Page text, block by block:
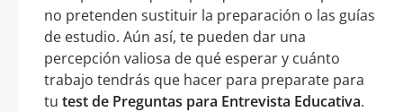
no pretenden sustituir la preparación o las guías
de estudio. Aún así, te pueden dar una
percepción valiosa de qué esperar y cuánto
trabajo tendrás que hacer para preparate para
tu test de Preguntas para Entrevista Educativa.